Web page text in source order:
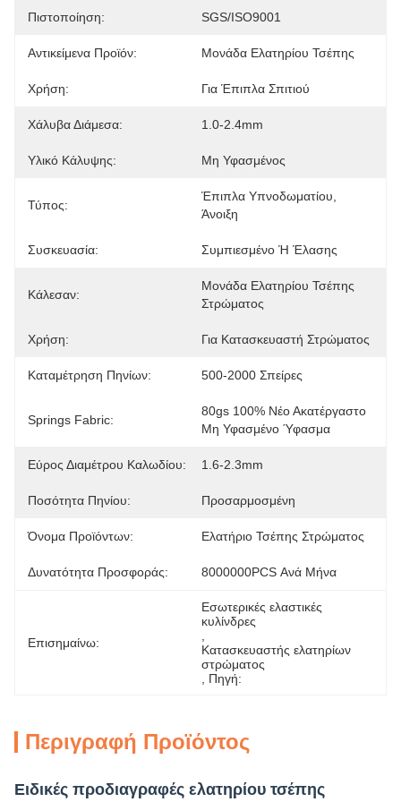
Πιστοποίηση: SGS/ISO9001
Αντικείμενα Προϊόν: Μονάδα Ελατηρίου Τσέπης
Χρήση: Για Έπιπλα Σπιτιού
Χάλυβα Διάμεσα: 1.0-2.4mm
Υλικό Κάλυψης: Μη Υφασμένος
Τύπος:
Έπιπλα Υπνοδωματίου,
Άνοιξη
Συσκευασία: Συμπιεσμένο Ή Έλασης
Κάλεσαν:
Μονάδα Ελατηρίου Τσέπης
Στρώματος
Χρήση: Για Κατασκευαστή Στρώματος
Καταμέτρηση Πηνίων: 500-2000 Σπείρες
Springs Fabric:
80gs 100% Νέο Ακατέργαστο
Μη Υφασμένο Ύφασμα
Εύρος Διαμέτρου Καλωδίου: 1.6-2.3mm
Ποσότητα Πηνίου: Προσαρμοσμένη
Όνομα Προϊόντων: Ελατήριο Τσέπης Στρώματος
Δυνατότητα Προσφοράς: 8000000PCS Ανά Μήνα
Επισημαίνω:
Εσωτερικές ελαστικές
κυλίνδρες
Κατασκευαστής ελατηρίων
στρώματος
Πηγή:
Περιγραφή Προϊόντος
Ειδικές προδιαγραφές ελατηρίου τσέπης